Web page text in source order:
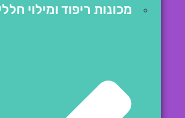
מכונות ריפוד ומילוי חללים